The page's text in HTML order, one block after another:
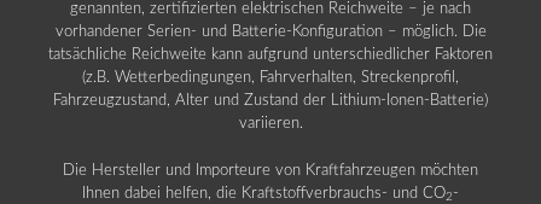
genannten, zertifizierten elektrischen Reichweite – je nach
vorhandener Serien- und Batterie-Konfiguration – möglich. Die
tatsächliche Reichweite kann aufgrund unterschiedlicher Faktoren
(z.B. Wetterbedingungen, Fahrverhalten, Streckenprofil,
Fahrzeugzustand, Alter und Zustand der Lithium-Ionen-Batterie)
variieren.
Die Hersteller und Importeure von Kraftfahrzeugen möchten
Ihnen dabei helfen, die Kraftstoffverbrauchs- und CO2 -